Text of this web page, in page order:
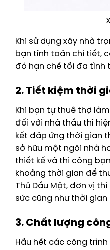
Khi sử dụng xây nhà
bạn tính toán chi tiết,
đó hạn chế tối đa tình
2. Tiết kiệm thời
Khi bạn tự thuê thợ
đối với nhà thầu thì
kết đáp ứng thời gian
sở hữu một ngôi nhà
thiết kế và thi công
khoảng thời gian để
Thủ Dầu Một, đơn vị
sức cũng như thời
3. Chất lượng
Hầu hết các công